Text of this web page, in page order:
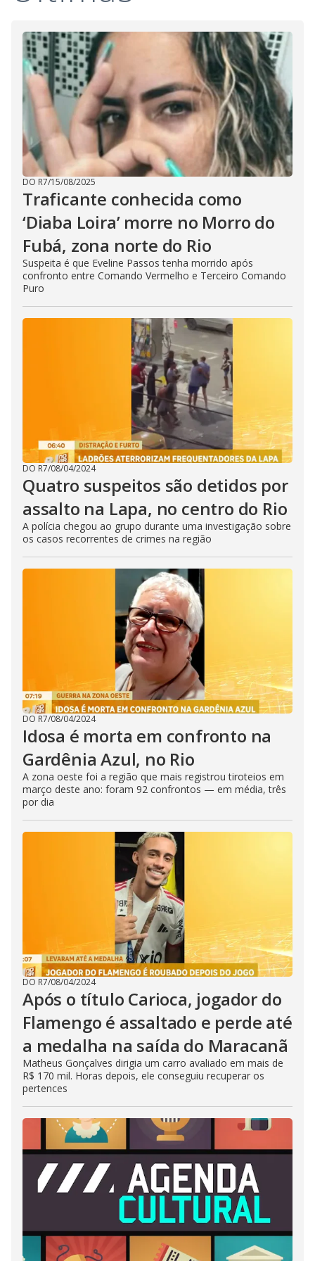
d
e
o
DO R7/15/08/2025
Traficante conhecida como
‘Diaba Loira’ morre no Morro do
Fubá, zona norte do Rio
Suspeita é que Eveline Passos tenha morrido após
confronto entre Comando Vermelho e Terceiro Comando
Puro
DO R7/08/04/2024
Quatro suspeitos são detidos por
assalto na Lapa, no centro do Rio
A polícia chegou ao grupo durante uma investigação sobre
os casos recorrentes de crimes na região
DO R7/08/04/2024
Idosa é morta em confronto na
Gardênia Azul, no Rio
A zona oeste foi a região que mais registrou tiroteios em
março deste ano: foram 92 confrontos — em média, três
por dia
DO R7/08/04/2024
Após o título Carioca, jogador do
Flamengo é assaltado e perde até
a medalha na saída do Maracanã
Matheus Gonçalves dirigia um carro avaliado em mais de
R$ 170 mil. Horas depois, ele conseguiu recuperar os
pertences